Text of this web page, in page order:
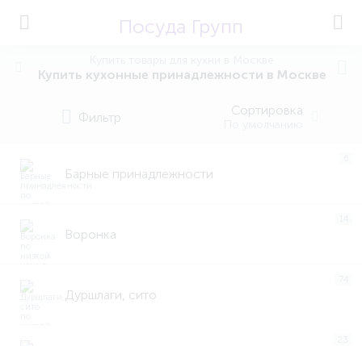
Посуда Групп
Купить кухонные принадлежности в Москве
Фильтр Сортировка
Барные принадлежности
Воронка
Дуршлаги, сито